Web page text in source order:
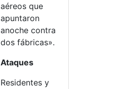
aéreos que
apuntaron
anoche contra
dos fábricas».
Ataques
Residentes y